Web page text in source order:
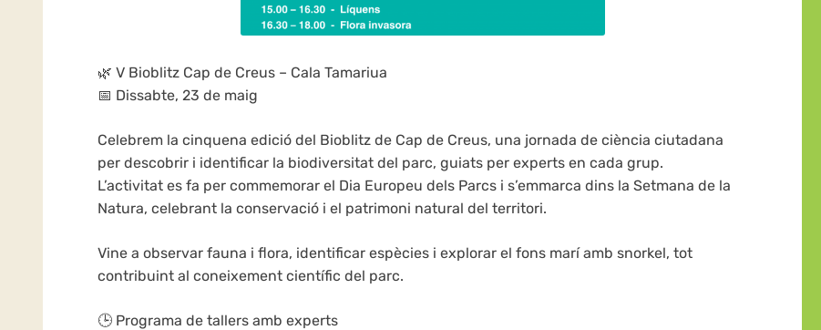
🌿 V Bioblitz Cap de Creus – Cala Tamariua
📅 Dissabte, 23 de maig
Celebrem la cinquena edició del Bioblitz de Cap de Creus, una jornada de ciència ciutadana
per descobrir i identificar la biodiversitat del parc, guiats per experts en cada grup.
L’activitat es fa per commemorar el Dia Europeu dels Parcs i s’emmarca dins la Setmana de la
Natura, celebrant la conservació i el patrimoni natural del territori.
Vine a observar fauna i flora, identificar espècies i explorar el fons marí amb snorkel, tot
contribuint al coneixement científic del parc.
🕒 Programa de tallers amb experts